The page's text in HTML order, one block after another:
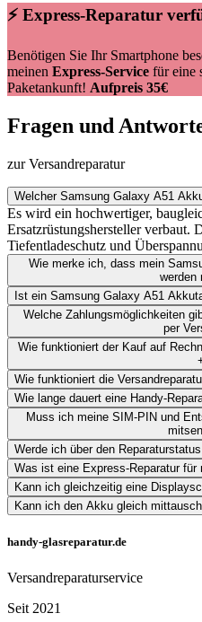
⚡ Express-Reparatur
Benötigen Sie Ihr Smartphone
meinen Express-Service für eine
Paketankunft! Aufpreis 35€
Fragen und
zur Versandreparatur
Welcher Samsung Galaxy A51
Es wird ein hochwertiger,
Ersatzrüstungshersteller verbaut.
Tiefentladeschutz und
Wie merke ich, dass mein
werden
Ist ein Samsung Galaxy A51
Welche Zahlungsmöglichkeiten
per
Wie funktioniert der Kauf auf
Wie funktioniert die
Wie lange dauert eine Handy-
Muss ich meine SIM-PIN und
Werde ich über den
Was ist eine Express-Reparatur für
Kann ich gleichzeitig eine
Kann ich den Akku gleich
handy-glasreparatur.de
Versandreparaturservice
Seit 2021